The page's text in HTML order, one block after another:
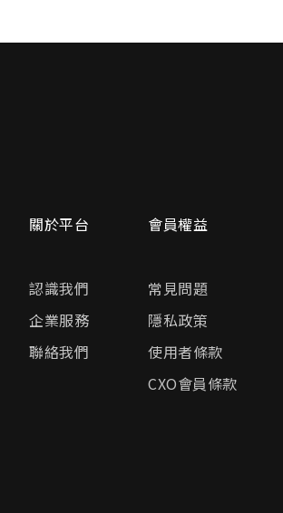
關於平台
認識我們
企業服務
聯絡我們
會員權益
常見問題
隱私政策
使用者條款
CXO會員條款